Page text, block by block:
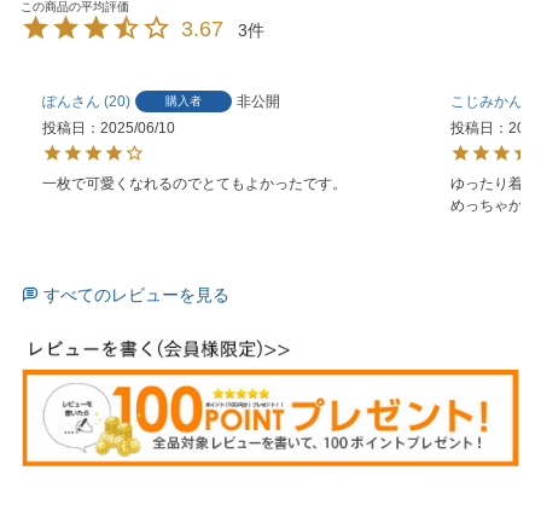
3.67 3
ぽん 20 購入者
非公開
投稿日
2025/06/10
一枚で可愛くなれるのでとてもよかったです。
こじみかん
投稿日
ゆったり着
めっちゃか
すべてのレビューを見る